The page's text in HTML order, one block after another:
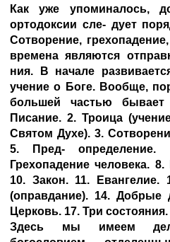
Как уже упоминалось,
ортодоксии сле- дует
Сотворение,
времена являются
ния. В начале
учение о Боге. Вообще,
большей частью
Писание. 2. Троица
Святом Духе). 3.
5. Пред-
Грехопадение человека.
10. Закон. 11. Евангелие.
(оправдание). 14. Добрые
Церковь. 17. Три
Здесь мы имеем